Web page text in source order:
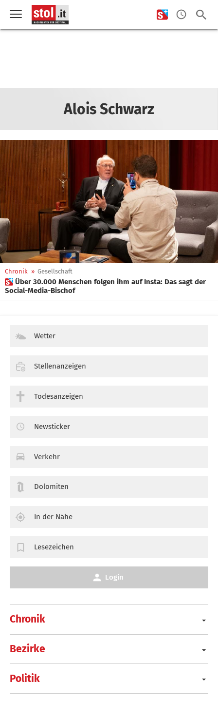
Alois Schwarz
Chronik » Gesellschaft
 Über 30.000 Menschen folgen ihm auf Insta: Das sagt der
Social-Media-Bischof
Chronik
Bezirke
Politik
Wetter
Stellenanzeigen
Todesanzeigen
Newsticker
Verkehr
Dolomiten
In der Nähe
Lesezeichen
Login